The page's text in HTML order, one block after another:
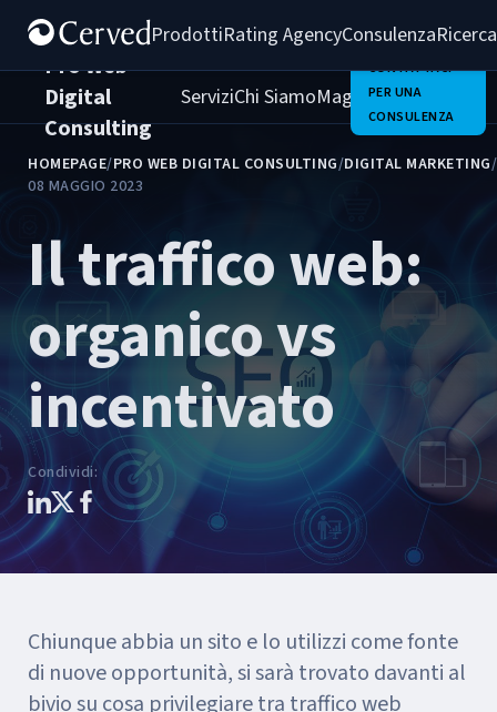
ProdottiRating AgencyConsulenza
Pro Web
Digital
Consulting
ServiziChi SiamoMagazineClienti
CONTATTACI
PER UNA
CONSULENZA
HOMEPAGE/PRO WEB DIGITAL CONSULTING/DIGITAL MARKETING/
08 MAGGIO 2023
Il traffico web:
organico vs
incentivato
Condividi:
Chiunque abbia un sito e lo utilizzi come fonte
di nuove opportunità, si sarà trovato davanti al
bivio su cosa privilegiare tra traffico web